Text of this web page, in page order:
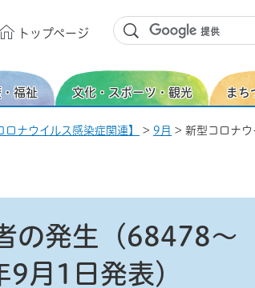
トップページ
福祉 文化・スポーツ・観光 まち
ナウイルス感染症関連】 > 9月 > 新型コロナ
の発生（68478～
月1日発表）